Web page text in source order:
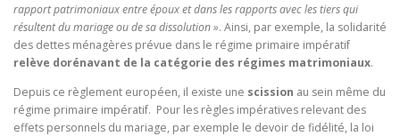
rapport patrimoniaux entre époux et dans les rapports avec les tiers qui
résultent du mariage ou de sa dissolution ». Ainsi, par exemple, la solidarité
des dettes ménagères prévue dans le régime primaire impératif
relève dorénavant de la catégorie des régimes matrimoniaux.
Depuis ce règlement européen, il existe une scission au sein même du
régime primaire impératif. Pour les règles impératives relevant des
effets personnels du mariage, par exemple le devoir de fidélité, la loi